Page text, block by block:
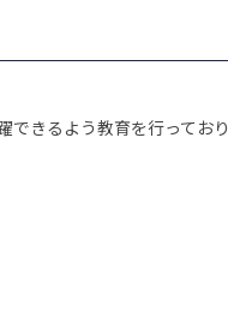
できるよう教育を行っており